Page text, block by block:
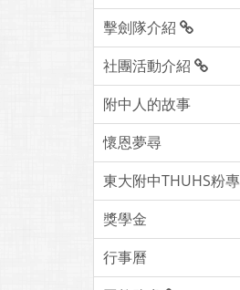
擊劍隊介紹
社團活動介紹
附中人的故事
懷恩夢尋
東大附中THUHS粉專
獎學金
行事曆